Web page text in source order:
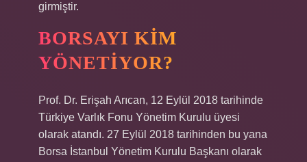
girmiştir.
BORSAYI KIM
YÖNETIYOR?
Prof. Dr. Erişah Arıcan, 12 Eylül 2018 tarihinde
Türkiye Varlık Fonu Yönetim Kurulu üyesi
olarak atandı. 27 Eylül 2018 tarihinden bu yana
Borsa İstanbul Yönetim Kurulu Başkanı olarak